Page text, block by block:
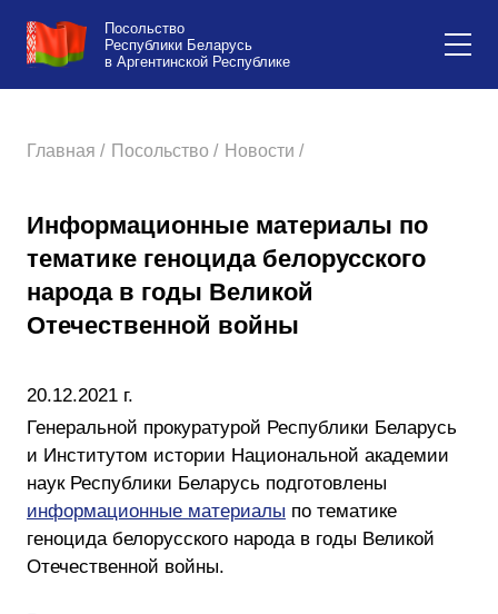
Посольство
Республики Беларусь
в Аргентинской Республике
Главная / Посольство / Новости /
Информационные материалы по
тематике геноцида белорусского
народа в годы Великой
Отечественной войны
20.12.2021 г.
Генеральной прокуратурой Республики Беларусь
и Институтом истории Национальной академии
наук Республики Беларусь подготовлены
информационные материалы по тематике
геноцида белорусского народа в годы Великой
Отечественной войны.